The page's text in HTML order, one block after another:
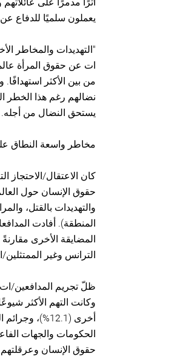
يعملون سلميًا للدفاع
"التهديدات والمخاطر
ات عن حقوق المرأة
من بين الأكثر
نضالهم رغم هذا الخطر
يستحق النضال من أجله.
مخاطر واسعة النطاق
كان الاعتقال/الاحتجاز
حقوق الإنسان حول
المنطقة). أفادت
المضايقة الأخرى
الترانس وغير
الحكومات والجهات
حقوق الإنسان